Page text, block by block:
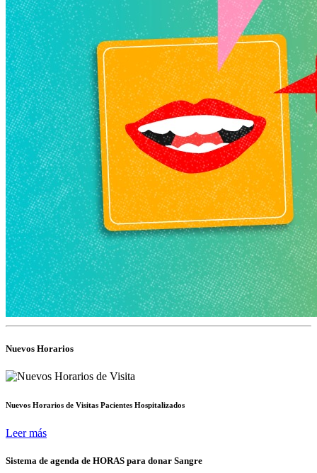
Nuevos Horarios
Nuevos Horarios de Visitas Pacientes Hospitalizados
Leer más
Sistema de agenda de HORAS para donar Sangre